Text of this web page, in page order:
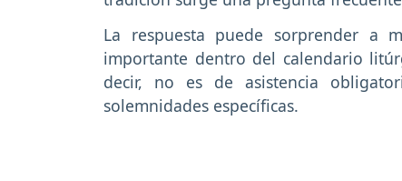
La respuesta puede sorprender a
importante dentro del calendario
decir, no es de asistencia
solemnidades específicas.